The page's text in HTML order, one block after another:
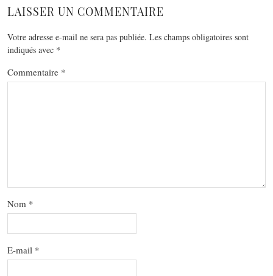
LAISSER UN COMMENTAIRE
Votre adresse e-mail ne sera pas publiée. Les champs obligatoires sont
indiqués avec *
Commentaire *
Nom *
E-mail *